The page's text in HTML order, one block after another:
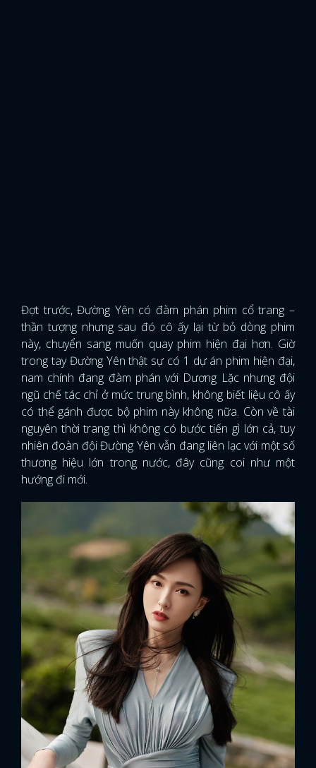
Đợt trước, Đường Yên có đàm phán phim cổ trang –
thần tượng nhưng sau đó cô ấy lại từ bỏ dòng phim
này, chuyển sang muốn quay phim hiện đại hơn. Giờ
trong tay Đường Yên thật sự có 1 dự án phim hiện đại,
nam chính đang đàm phán với Dương Lặc nhưng đội
ngũ chế tác chỉ ở mức trung bình, không biết liệu cô ấy
có thể gánh được bộ phim này không nữa. Còn về tài
nguyên thời trang thì không có bước tiến gì lớn cả, tuy
nhiên đoàn đội Đường Yên vẫn đang liên lạc với một số
thương hiệu lớn trong nước, đây cũng coi như một
hướng đi mới.